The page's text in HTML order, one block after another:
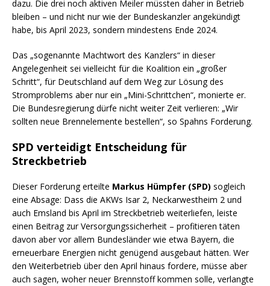
dazu. Die drei noch aktiven Meiler müssten daher in Betrieb
bleiben – und nicht nur wie der Bundeskanzler angekündigt
habe, bis April 2023, sondern mindestens Ende 2024.
Das „sogenannte Machtwort des Kanzlers“ in dieser
Angelegenheit sei vielleicht für die Koalition ein „großer
Schritt“, für Deutschland auf dem Weg zur Lösung des
Stromproblems aber nur ein „Mini-Schrittchen“, monierte er.
Die Bundesregierung dürfe nicht weiter Zeit verlieren: „Wir
sollten neue Brennelemente bestellen“, so Spahns Forderung.
SPD verteidigt Entscheidung für
Streckbetrieb
Dieser Forderung erteilte Markus Hümpfer (SPD) sogleich
eine Absage: Dass die AKWs Isar 2, Neckarwestheim 2 und
auch Emsland bis April im Streckbetrieb weiterliefen, leiste
einen Beitrag zur Versorgungssicherheit – profitieren täten
davon aber vor allem Bundesländer wie etwa Bayern, die
erneuerbare Energien nicht genügend ausgebaut hätten. Wer
den Weiterbetrieb über den April hinaus fordere, müsse aber
auch sagen, woher neuer Brennstoff kommen solle, verlangte